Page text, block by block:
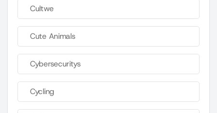
Cultwe
Cute Animals
Cybersecuritys
Cycling